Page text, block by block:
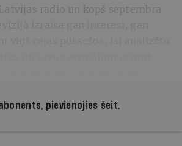
radio un kopš septembra
pievienojies šeit.